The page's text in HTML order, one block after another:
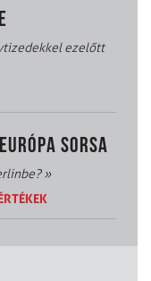
ezelőtt
SORSA
»